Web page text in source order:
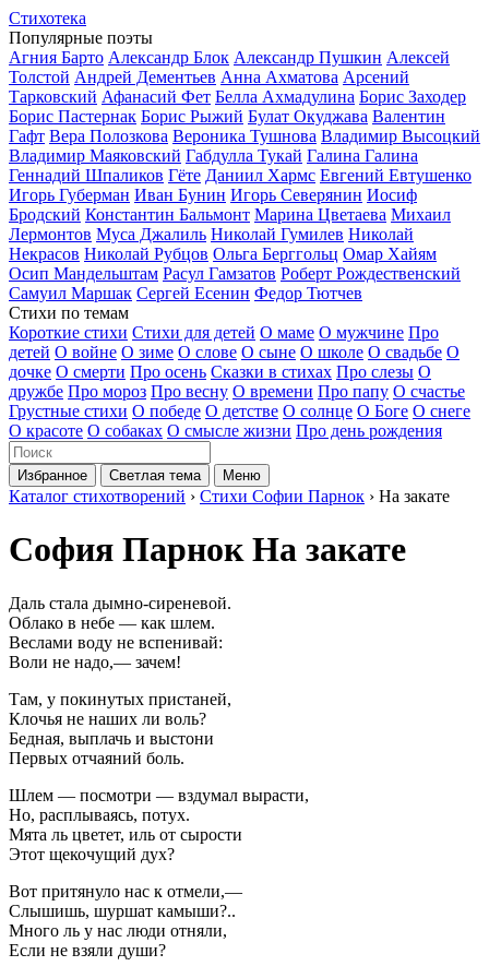
Стихотека
Популярные поэты
Агния Барто Александр Блок Александр Пушкин Алексей
Толстой Андрей Дементьев Анна Ахматова Арсений
Тарковский Афанасий Фет Белла Ахмадулина Борис Заходер
Борис Пастернак Борис Рыжий Булат Окуджава Валентин
Гафт Вера Полозкова Вероника Тушнова Владимир Высоцкий
Владимир Маяковский Габдулла Тукай Галина Галина
Геннадий Шпаликов Гёте Даниил Хармс Евгений Евтушенко
Игорь Губерман Иван Бунин Игорь Северянин Иосиф
Бродский Константин Бальмонт Марина Цветаева Михаил
Лермонтов Муса Джалиль Николай Гумилев Николай
Некрасов Николай Рубцов Ольга Берггольц Омар Хайям
Осип Мандельштам Расул Гамзатов Роберт Рождественский
Самуил Маршак Сергей Есенин Федор Тютчев
Стихи по темам
Короткие стихи Стихи для детей О маме О мужчине Про
детей О войне О зиме О слове О сыне О школе О свадьбе О
дочке О смерти Про осень Сказки в стихах Про слезы О
дружбе Про мороз Про весну О времени Про папу О счастье
Грустные стихи О победе О детстве О солнце О Боге О снеге
О красоте О собаках О смысле жизни Про день рождения
Избранное Светлая тема Меню
Каталог стихотворений › Стихи Софии Парнок › На закате
София ПарнокНа закате
Даль стала дымно-сиреневой.
Облако в небе — как шлем.
Веслами воду не вспенивай:
Воли не надо,— зачем!
Там, у покинутых пристаней,
Клочья не наших ли воль?
Бедная, выплачь и выстони
Первых отчаяний боль.
Шлем — посмотри — вздумал вырасти,
Но, расплываясь, потух.
Мята ль цветет, иль от сырости
Этот щекочущий дух?
Вот притянуло нас к отмели,—
Слышишь, шуршат камыши?..
Много ль у нас люди отняли,
Если не взяли души?